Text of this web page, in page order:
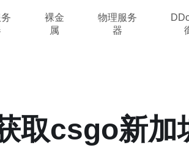
裸金
属
物理服务
器
取csgo新加